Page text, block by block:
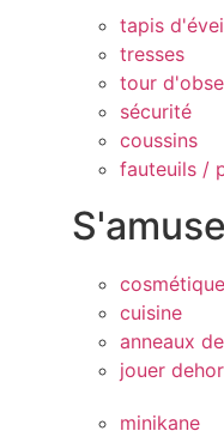
tapis
tresses
tour
sécurité
coussins
fauteuils /
cuisine
anneaux
jouer
minikane